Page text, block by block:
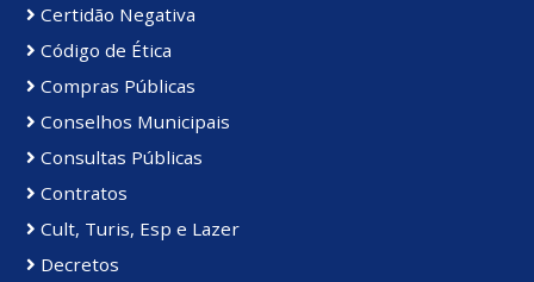
Certidão Negativa
Código de Ética
Compras Públicas
Conselhos Municipais
Consultas Públicas
Contratos
Cult, Turis, Esp e Lazer
Decretos